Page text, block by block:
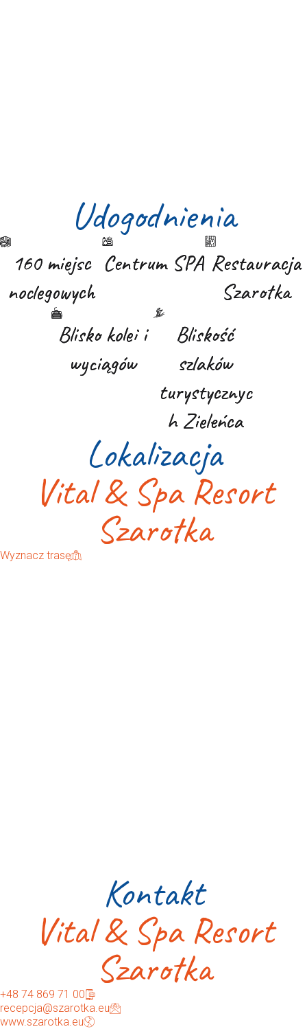
Udogodnienia
160 miejsc
noclegowych
160 miejsc
noclegowych
Centrum SPA
Centrum SPA Restauracja
Szarotka
Restauracja
Szarotka
Blisko kolei i
wyciągów
Blisko kolei i
wyciągów
Bliskość
szlaków
turystycznyc
h Zieleńca
Bliskość
szlaków
turystycznyc
h Zieleńca
Lokalizacja
Vital & Spa Resort
Szarotka
Wyznacz trasę
Kontakt
Vital & Spa Resort
Szarotka
+48 74 869 71 00
recepcja@szarotka.eu
www.szarotka.eu